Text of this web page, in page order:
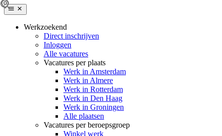
Werkzoekend
Direct inschrijven
Inloggen
Alle vacatures
Vacatures per plaats
Werk in Amsterdam
Werk in Almere
Werk in Rotterdam
Werk in Den Haag
Werk in Groningen
Alle plaatsen
Vacatures per beroepsgroep
Winkel werk